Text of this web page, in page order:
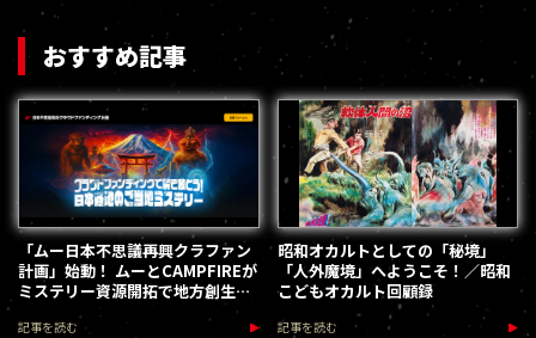
おすすめ記事
「ムー日本不思議再興クラファン
計画」始動！ ムーとCAMPFIREが
ミステリー資源開拓で地方創生を
加速します
記事を読む
昭和オカルトとしての「秘境」
「人外魔境」へようこそ！／昭和
こどもオカルト回顧録
記事を読む